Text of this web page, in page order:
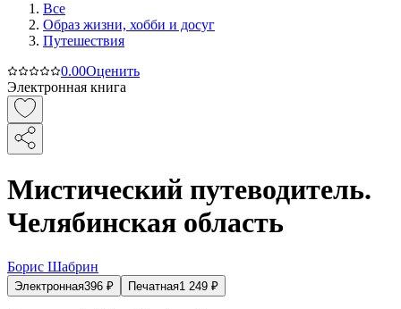
Все
Образ жизни, хобби и досуг
Путешествия
0.00Оценить
Электронная книга
Мистический путеводитель.
Челябинская область
Борис Шабрин
Электронная396 ₽ Печатная1 249 ₽